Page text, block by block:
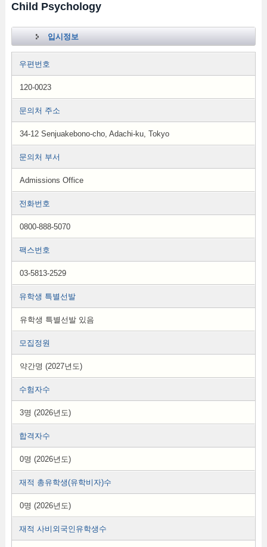
Child Psychology
입시정보
우편번호
120-0023
문의처 주소
34-12 Senjuakebono-cho, Adachi-ku, Tokyo
문의처 부서
Admissions Office
전화번호
0800-888-5070
팩스번호
03-5813-2529
유학생 특별선발
유학생 특별선발 있음
모집정원
약간명 (2027년도)
수험자수
3명 (2026년도)
합격자수
0명 (2026년도)
재적 총유학생(유학비자)수
0명 (2026년도)
재적 사비외국인유학생수